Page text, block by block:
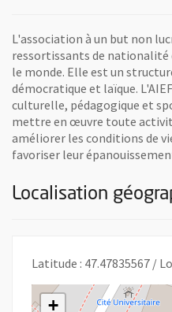
L'association à un but non
ressortissants de
le monde. Elle est un
démocratique et laïque.
culturelle, pédagogique et
mettre en œuvre toute
améliorer les conditions de
favoriser leur
Localisation
Latitude : 47.47835567 /
+